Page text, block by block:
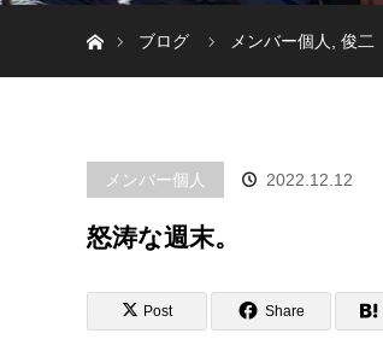
ブログ
メンバー個人 俊二
メンバー個人 2022.12.12
怒涛な週末。
Post Share